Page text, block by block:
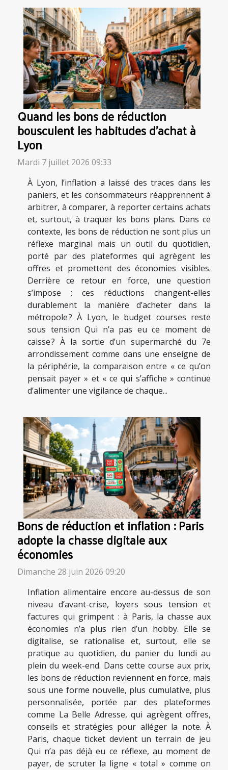
Quand les bons de réduction
bousculent les habitudes d’achat à
Lyon
Mardi 7 juillet 2026 09:33
À Lyon, l’inflation a laissé des traces dans les
paniers, et les consommateurs réapprennent à
arbitrer, à comparer, à reporter certains achats
et, surtout, à traquer les bons plans. Dans ce
contexte, les bons de réduction ne sont plus un
réflexe marginal mais un outil du quotidien,
porté par des plateformes qui agrègent les
offres et promettent des économies visibles.
Derrière ce retour en force, une question
s’impose : ces réductions changent-elles
durablement la manière d’acheter dans la
métropole ? À Lyon, le budget courses reste
sous tension Qui n’a pas eu ce moment de
caisse ? À la sortie d’un supermarché du 7e
arrondissement comme dans une enseigne de
la périphérie, la comparaison entre « ce qu’on
pensait payer » et « ce qui s’affiche » continue
d’alimenter une vigilance de chaque...
Bons de réduction et inflation : Paris
adopte la chasse digitale aux
économies
Dimanche 28 juin 2026 09:20
Inflation alimentaire encore au-dessus de son
niveau d’avant-crise, loyers sous tension et
factures qui grimpent : à Paris, la chasse aux
économies n’a plus rien d’un hobby. Elle se
digitalise, se rationalise et, surtout, elle se
pratique au quotidien, du panier du lundi au
plein du week-end. Dans cette course aux prix,
les bons de réduction reviennent en force, mais
sous une forme nouvelle, plus cumulative, plus
personnalisée, portée par des plateformes
comme La Belle Adresse, qui agrègent offres,
conseils et stratégies pour alléger la note. À
Paris, chaque ticket devient un terrain de jeu
Qui n’a pas déjà eu ce réflexe, au moment de
payer, de scruter la ligne « total » comme on